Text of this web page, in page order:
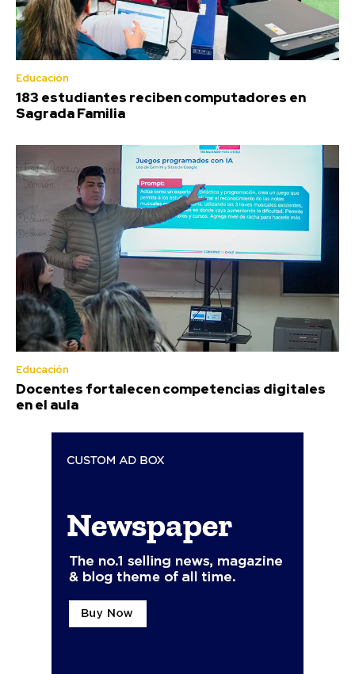
Educación
183 estudiantes reciben computadores en
Sagrada Familia
Educación
Docentes fortalecen competencias digitales
en el aula